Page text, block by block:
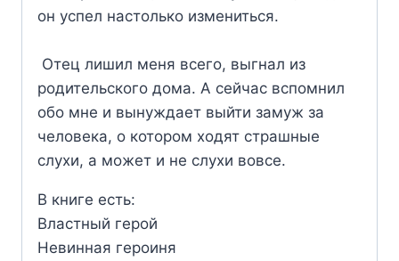
он успел настолько измениться.
Отец лишил меня всего, выгнал из
родительского дома. А сейчас вспомнил
обо мне и вынуждает выйти замуж за
человека, о котором ходят страшные
слухи, а может и не слухи вовсе.
В книге есть:
Властный герой
Невинная героиня